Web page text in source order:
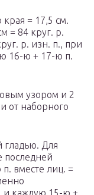
= 17,5 см.
= 84 круг. р.
р. изн. п., при
16-ю + 17-ю п.
узором и 2
от наборного
гладью. Для
последней
вместе лиц. =
и каждую 15-ю +